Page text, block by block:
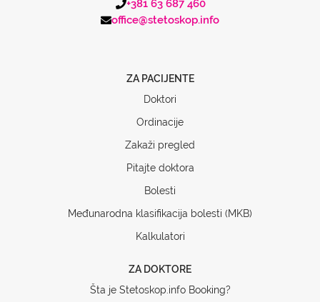
+381 63 687 460
office@stetoskop.info
ZA PACIJENTE
Doktori
Ordinacije
Zakaži pregled
Pitajte doktora
Bolesti
Međunarodna klasifikacija bolesti (MKB)
Kalkulatori
ZA DOKTORE
Šta je Stetoskop.info Booking?